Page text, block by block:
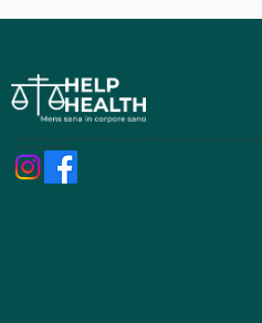
Help Health - Consulente della salute & Health coach, si dedica a fornire consulenze di salute e
naturali personalizzati